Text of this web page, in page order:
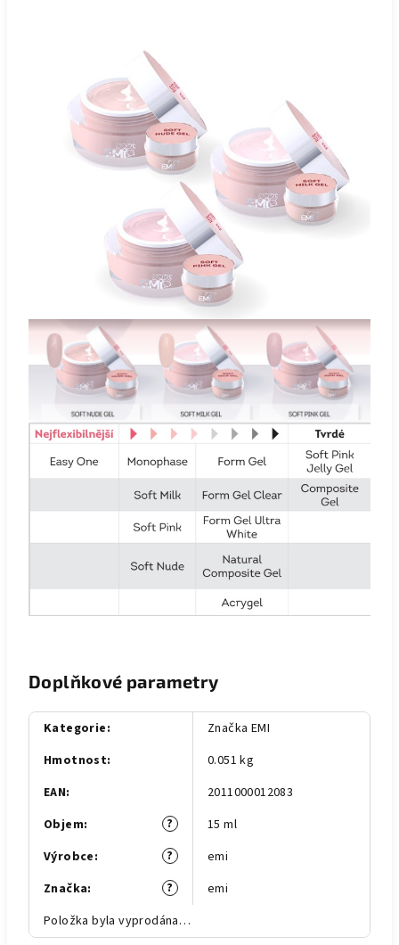
Doplňkové parametry
Kategorie:
Značka EMI
Hmotnost:
0.051 kg
EAN:
2011000012083
?
Objem:
15 ml
?
Výrobce:
emi
?
Značka:
emi
Položka byla vyprodána…